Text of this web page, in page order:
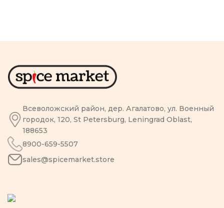
Всеволожский район, дер. Агалатово, ул. Военный
городок, 120, St Petersburg, Leningrad Oblast,
188653
8900-659-5507
sales@spicemarket.store